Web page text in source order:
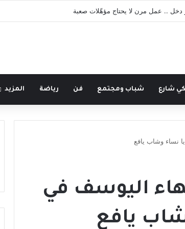
دخل .. عمل مرن لا يحتاج مؤهّلات صعبة
شارع شباب ومجتمع فن رياضة المزيد
نساء وشاب يافع
اليوسف في
يافع